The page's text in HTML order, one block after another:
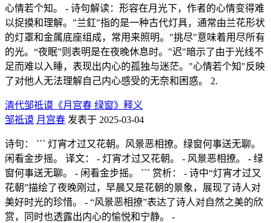
心情若个知。 - 诗句解读：形容在月光下，作者的心情变得难
以捉摸和理解。"兰釭"指的是一种古代灯具，通常由兰花形状
的灯罩和金属底座组成，常用来照明。"挑尽"意味着用尽所有
的光。“夜眠”则表明是在夜晚休息时。"迟"暗示了由于光线不
足而难以入睡，表现出内心的孤独与迷茫。"心情若个知"反映
了对他人无法理解自己内心感受的无奈和困惑。 2.
清代邹祗谟《月宫春 绿窗》释义
邹祗谟 月宫春 发表于 2025-03-04
诗句： ``` 灯宵才过又花朝。风景恶相撩。绿窗何事送无聊。
闲看金步摇。 译文： - 灯宵才过又花朝。 - 风景恶相撩。 - 绿
窗何事送无聊。 - 闲看金步摇。 ``` 赏析： - 诗中“灯宵才过又
花朝”描绘了夜晚刚过，早晨又是花朝的景象，展现了诗人对
美好时光的珍惜。 - “风景恶相撩”表达了诗人对自然之美的欣
赏，同时也透露出内心的愉悦和宁静。 -